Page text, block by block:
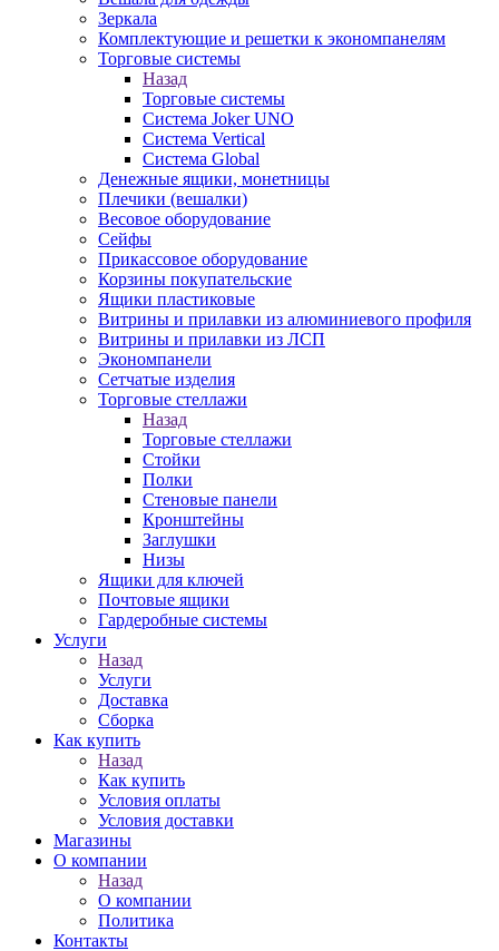
Зеркала
Комплектующие и решетки к экономпанелям
Торговые системы
Назад
Торговые системы
Система Joker UNO
Система Vertical
Система Global
Денежные ящики, монетницы
Плечики (вешалки)
Весовое оборудование
Сейфы
Прикассовое оборудование
Корзины покупательские
Ящики пластиковые
Витрины и прилавки из алюминиевого профиля
Витрины и прилавки из ЛСП
Экономпанели
Сетчатые изделия
Торговые стеллажи
Назад
Торговые стеллажи
Стойки
Полки
Стеновые панели
Кронштейны
Заглушки
Низы
Ящики для ключей
Почтовые ящики
Гардеробные системы
Услуги
Назад
Услуги
Доставка
Сборка
Как купить
Назад
Как купить
Условия оплаты
Условия доставки
Магазины
О компании
Назад
О компании
Политика
Контакты